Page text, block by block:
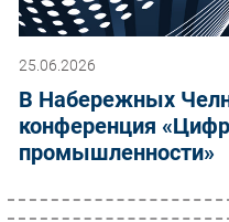
25.06.2026
В Набережных
конференция
промышленности»